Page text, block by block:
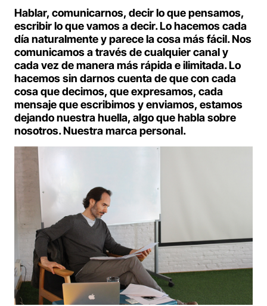
Hablar, comunicarnos, decir lo que pensamos,
escribir lo que vamos a decir. Lo hacemos cada
día naturalmente y parece la cosa más fácil. Nos
comunicamos a través de cualquier canal y
cada vez de manera más rápida e ilimitada. Lo
hacemos sin darnos cuenta de que con cada
cosa que decimos, que expresamos, cada
mensaje que escribimos y enviamos, estamos
dejando nuestra huella, algo que habla sobre
nosotros. Nuestra marca personal.